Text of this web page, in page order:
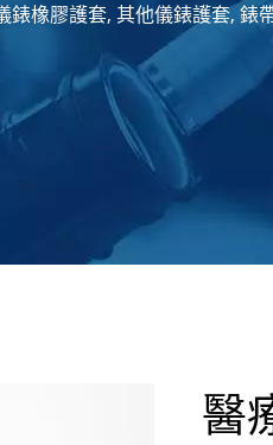
錶橡膠護套, 其他儀錶護套, 錶
醫